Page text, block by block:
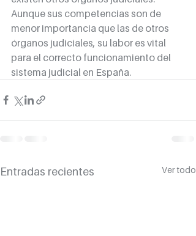
Aunque sus competencias son de
menor importancia que las de otros
órganos judiciales, su labor es vital
para el correcto funcionamiento del
sistema judicial en España.
Entradas recientes Ver todo